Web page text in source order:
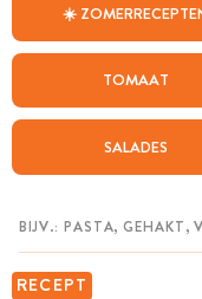
☀️
TOMAAT
SALADES
RECEPT
WEEKMENU
CHAT MET MAIA
MIJN BEWAARDE